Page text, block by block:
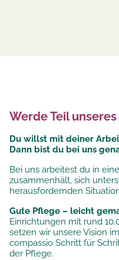
Werde Teil
Du willst mit deiner
Dann bist du bei uns
Bei uns arbeitest du in
zusammenhält, sich
herausfordernden
Gute Pflege – leicht
Einrichtungen mit rund
setzen wir unsereVision
compassio Schritt für
der Pflege.